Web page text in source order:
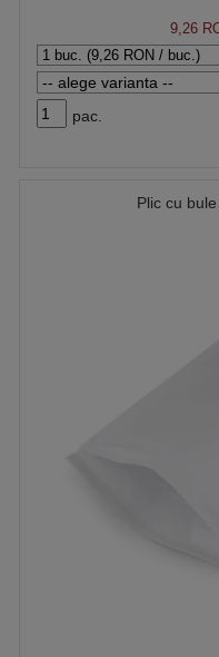
9,26
pac.
Plic cu